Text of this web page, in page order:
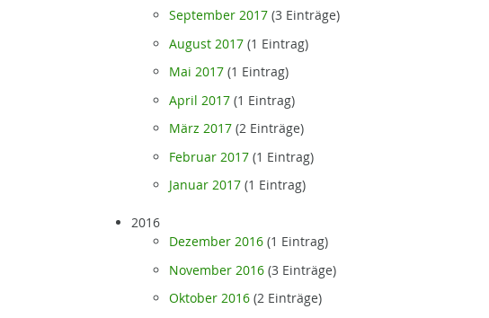
September 2017 (3 Einträge)
August 2017 (1 Eintrag)
Mai 2017 (1 Eintrag)
April 2017 (1 Eintrag)
März 2017 (2 Einträge)
Februar 2017 (1 Eintrag)
Januar 2017 (1 Eintrag)
2016
Dezember 2016 (1 Eintrag)
November 2016 (3 Einträge)
Oktober 2016 (2 Einträge)